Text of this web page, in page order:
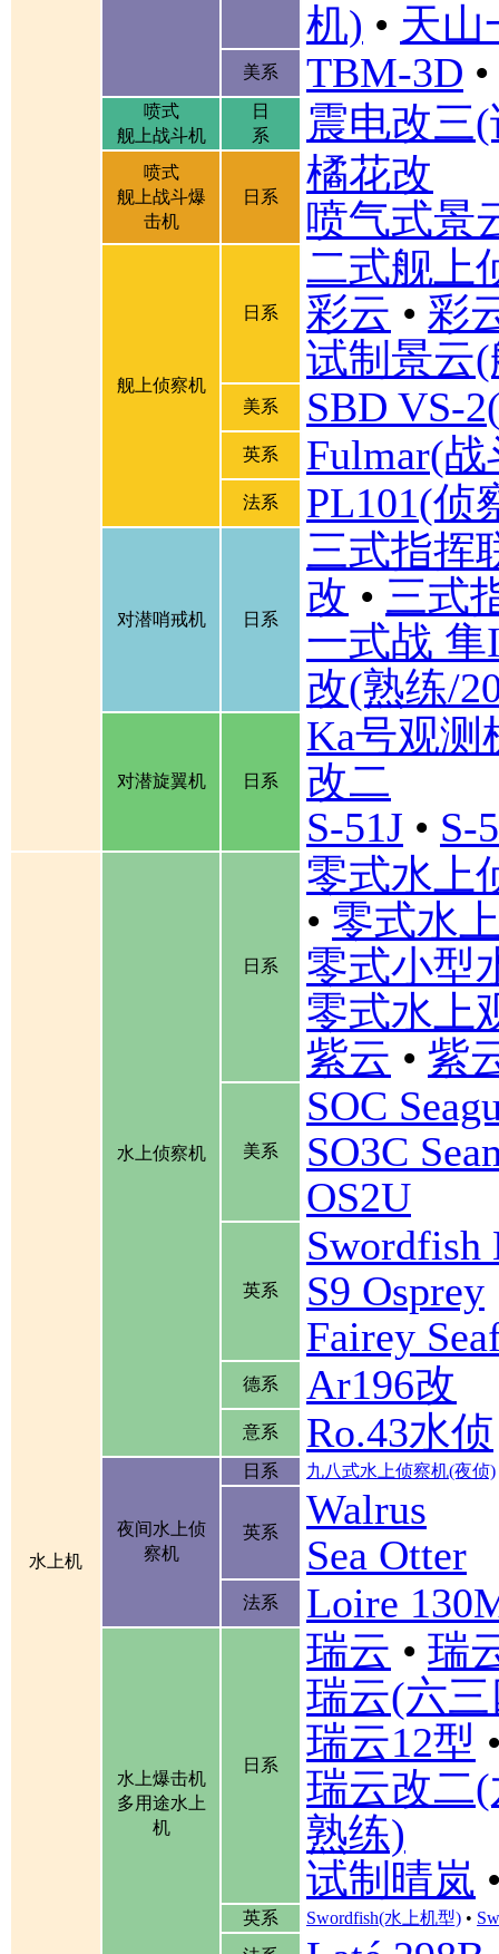
机) • 天山
美系 TBM-3D •
喷式
舰上战斗机
日
系
震电改三
喷式
舰上战斗爆
击机
日系
橘花改
喷气式景
舰上侦察机
日系
二式舰上
彩云 • 彩
试制景云
美系 SBD VS-
英系 Fulmar(
法系 PL101(侦
对潜哨戒机 日系
三式指挥
改 • 三式
一式战
改(熟练/
对潜旋翼机 日系
Ka号观测
改二
S-51J • S-
水上机
水上侦察机
日系
零式水上
• 零式水
零式小型
零式水上
紫云 • 紫
美系
SOC
SO3C
OS2U
英系
S9 Osprey
Fairey
德系 Ar196改
意系 Ro.43水侦
夜间水上侦
察机
日系 九八式水上侦察机(夜侦)
英系
Walrus
Sea Otter
法系 Loire
水上爆击机
多用途水上
机
日系
瑞云 • 瑞
瑞云(六
瑞云12型
瑞云改二
熟练)
试制晴岚
英系 Swordfish(水上机型) •